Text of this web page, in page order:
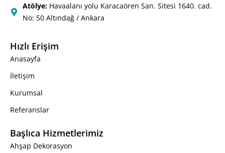
Atölye: Havaalanı yolu Karacaören San. Sitesi 1640. cad.
No: 50 Altındağ / Ankara
Hızlı Erişim
Anasayfa
İletişim
Kurumsal
Referanslar
Başlıca Hizmetlerimiz
Ahşap Dekorasyon